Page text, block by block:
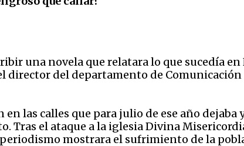
una novela que relatara lo que sucedía en
director del departamento de
las calles que para julio de ese año dejaba
Tras el ataque a la iglesia Divina
mostrara el sufrimiento de la